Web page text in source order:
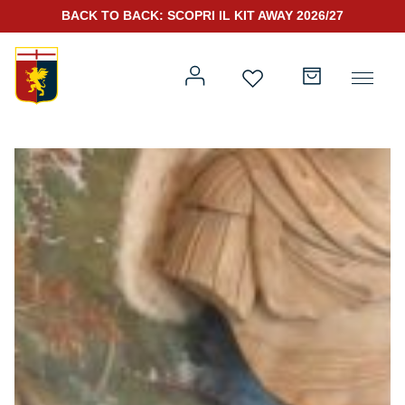
Prima squadra
Prima squadra
Genoa for Special
Kit Gara 2026/27
Rappresentanza
Kit Gara 25/26
BACK TO BACK: SCOPRI IL KIT AWAY 2026/27